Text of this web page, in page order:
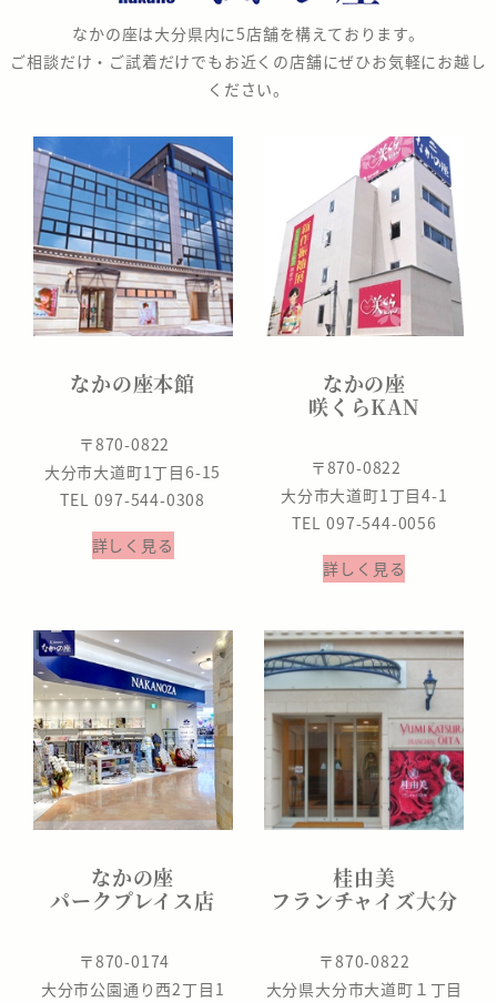
座
なかの座は大分県内に5店舗を構えております。
ご相談だけ・ご試着だけでもお近くの店舗にぜひお気軽にお越し
ください。
なかの座本館
〒870-0822
大分市大道町1丁目6-15
TEL 097-544-0308
詳しく見る
なかの座
咲くらKAN
〒870-0822
大分市大道町1丁目4-1
TEL 097-544-0056
詳しく見る
なかの座
パークプレイス店
〒870-0174
大分市公園通り西2丁目1
桂由美
フランチャイズ大分
〒870-0822
大分県大分市大道町１丁目